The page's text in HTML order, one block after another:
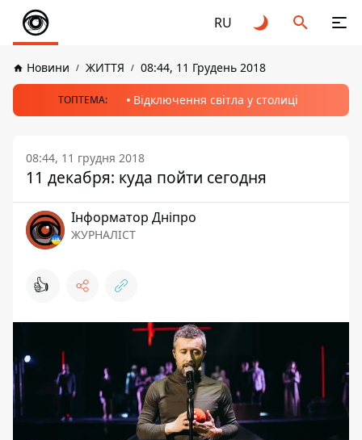
RU
Новини ЖИТТЯ 08:44, 11 Грудень 2018
ТОПТЕМА: Відключення світла у столиці
08:44, 11 грудня 2018
11 декабря: куда пойти сегодня
Інформатор Дніпро
ЖУРНАЛІСТ
👍